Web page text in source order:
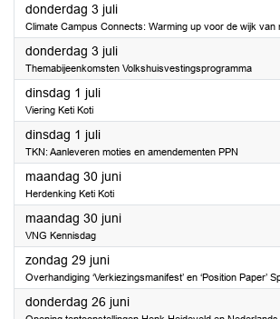
donderdag 3 juli2025
Climate Campus Connects: Warming up voor de wijk van
donderdag 3 juli2025
Themabijeenkomsten Volkshuisvestingsprogramma
dinsdag 1 juli2025
Viering Keti Koti
dinsdag 1 juli2025
TKN: Aanleveren moties en amendementen PPN
maandag 30 juni2025
Herdenking Keti Koti
maandag 30 juni2025
VNG Kennisdag
zondag 29 juni2025
Overhandiging ‘Verkiezingsmanifest’ en ‘Position Paper’
donderdag 26 juni2025